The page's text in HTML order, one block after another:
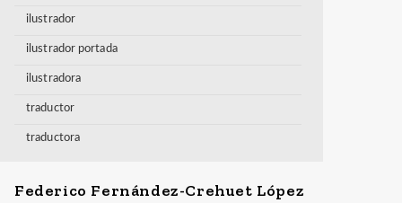
ilustrador
ilustrador portada
ilustradora
traductor
traductora
Federico Fernández-Crehuet López